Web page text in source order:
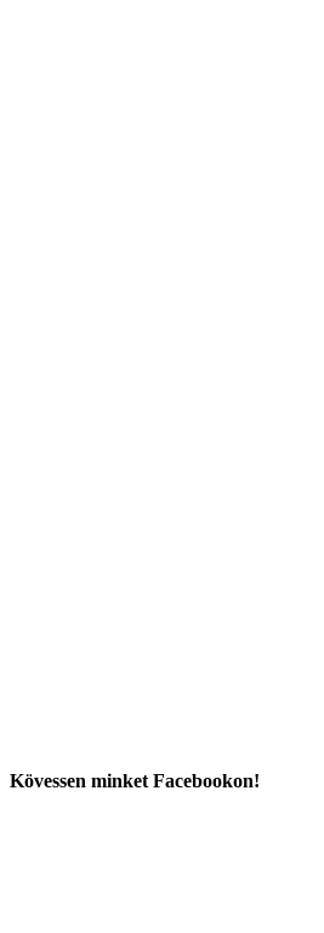
Kövessen minket Facebookon!